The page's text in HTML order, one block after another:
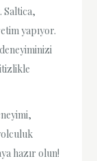
Saltica,
yapıyor.
hazır olun!